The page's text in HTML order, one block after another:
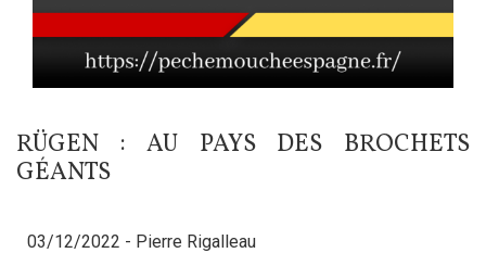
RÜGEN : AU PAYS DES BROCHETS
GÉANTS
03/12/2022 - Pierre Rigalleau